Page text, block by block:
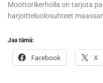
Moottorikerholla on tarjota
harjoitteluolosuhteet
Jaa tämä:
Facebook X